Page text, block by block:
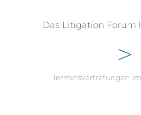
Das Litigation Forum
Terminsvertretungen
>